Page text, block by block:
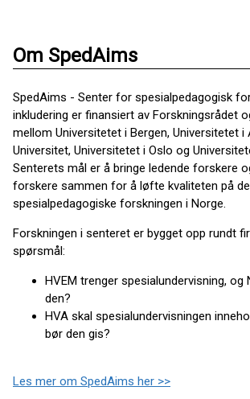
Om SpedAims
SpedAims - Senter for spesialpedagogisk
inkludering er finansiert av Forskningsrådet
mellom Universitetet i Bergen, Universitetet i
Universitet, Universitetet i Oslo og
Senterets mål er å bringe ledende forskere
forskere sammen for å løfte kvaliteten på
spesialpedagogiske forskningen i Norge.
Forskningen i senteret er bygget opp rundt
spørsmål:
HVEM trenger spesialundervisning, og
den?
HVA skal spesialundervisningen
bør den gis?
Les mer om SpedAims her >>